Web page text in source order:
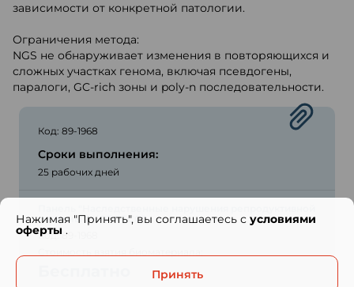
зависимости от конкретной патологии.
Ограничения метода:
NGS не обнаруживает изменения в повторяющихся и
сложных участках генома, включая псевдогены,
паралоги, GC-rich зоны и poly-n последовательности.
Код: 89-1968
Сроки выполнения:
25 рабочих дней
системы ЭКСПРЕСС"
Код: 89-1968
Нажимая "Принять", вы соглашаетесь с условиями
оферты .
Принять